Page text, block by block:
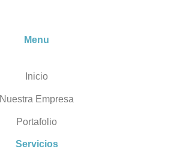
Menu
Inicio
Nuestra Empresa
Portafolio
Servicios